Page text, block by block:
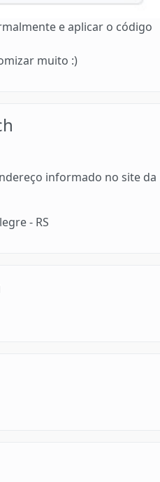
e aplicar o código
muito :)
informado no site da
- RS